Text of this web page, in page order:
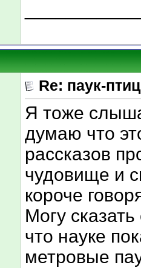
Re: паук-
Я тоже
думаю что
рассказов
чудовище и
короче
Могу
что науке
метровые